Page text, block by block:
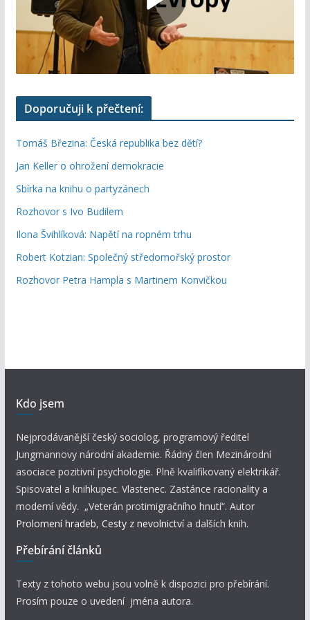
Doporučuji k přečtení:
Tomáš Březina: Česká republika bez dětí?
Jan Keller o ohrožení demokracie
Sbírka na knihu o partyzánech
Rozhovor s Ivo Budilem
Ilona Švihlíková: Napětí na ropném trhu
Robert Kotzian: Společný středomořský prostor
Rozhovor Petra Hampla s Martinem Konvičkou
Kdo jsem
Nejprodávanější český sociolog, programový ředitel
Jungmannovy národní akademie. Řádný člen Mezinárodní
asociace pozitivní psychologie. Plně kvalifikovaný elektrikář.
Spisovatel a knihkupec. Vlastenec. Zastánce racionality a
moderní vědy. „Veterán protimigračního hnutí“. Autor
Prolomení hradeb, Cesty z nevolnictví a dalších knih.
Přebírání článků
Texty z tohoto webu jsou volně k dispozici pro přebírání.
Prosím pouze o uvedení jména autora.